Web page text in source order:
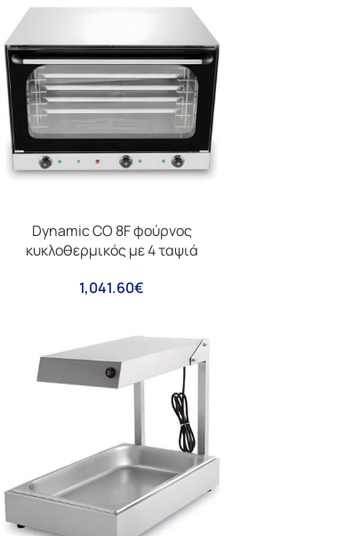
Dynamic CO 8F φούρνος
κυκλοθερμικός με 4 ταψιά
1,041.60€